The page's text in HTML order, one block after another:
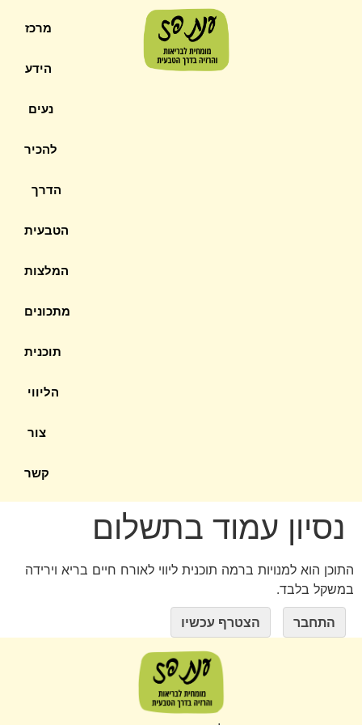
מרכז
הידע
נעים
להכיר
הדרך
הטבעית
המלצות
מתכונים
תוכנית
הליווי
צור
קשר
נסיון עמוד בתשלום
התוכן הוא למנויות ברמה תוכנית ליווי לאורח חיים בריא וירידה
במשקל בלבד.
התחבר הצטרף עכשיו